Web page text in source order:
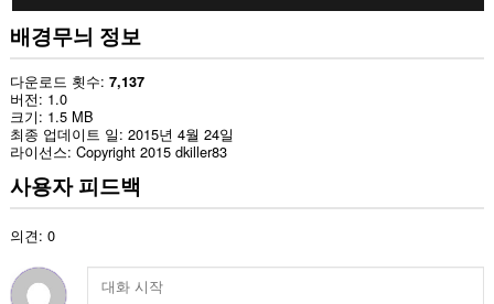
배경무늬 정보
다운로드 횟수 7,137
버전 1.0
크기 1.5 MB
최종 업데이트 일 2015년 4월 24일
라이선스 Copyright 2015 dkiller83
사용자 피드백
의견: 0